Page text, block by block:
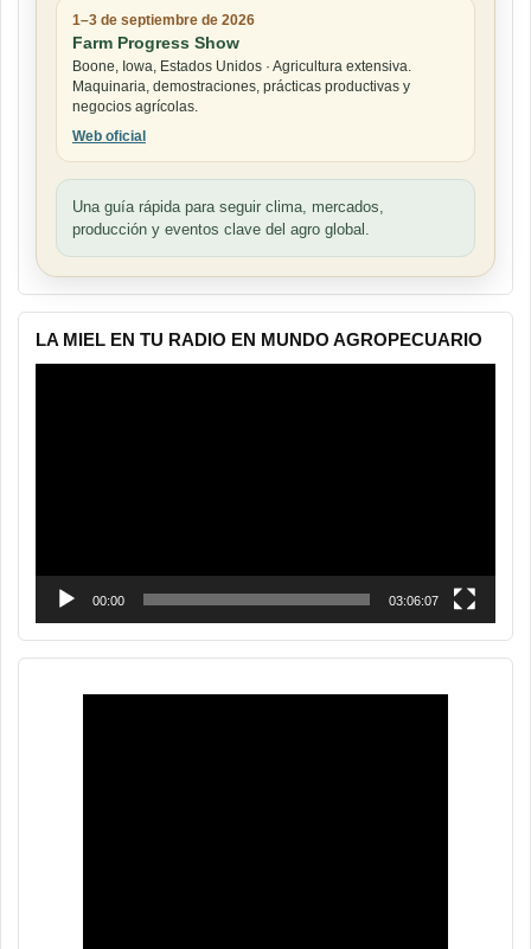
1–3 de septiembre de 2026
Farm Progress Show
Boone, Iowa, Estados Unidos · Agricultura extensiva.
Maquinaria, demostraciones, prácticas productivas y
negocios agrícolas.
Web oficial
Una guía rápida para seguir clima, mercados,
producción y eventos clave del agro global.
LA MIEL EN TU RADIO EN MUNDO AGROPECUARIO
00:00 03:06:07